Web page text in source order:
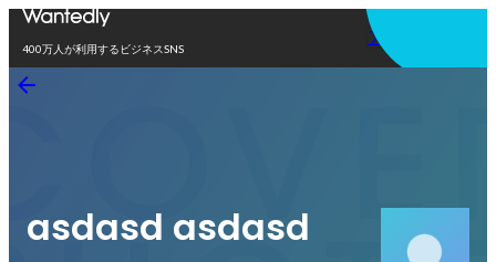
400万人が利用するビジネスSNS
アプリを使う
asdasd asdasd